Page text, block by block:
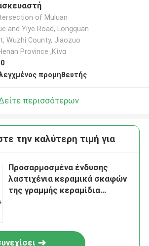
of Muluan
and Yiye Road, Longquan
Wuzhi County, Jiaozuo
Province ,Κίνα
προμηθευτής
περισσότερων
την καλύτερη τιμή για
Προσαρμοσμένα ένδυσης
λαστιχένια κεραμικά σκαφών
της γραμμής κεραμίδια